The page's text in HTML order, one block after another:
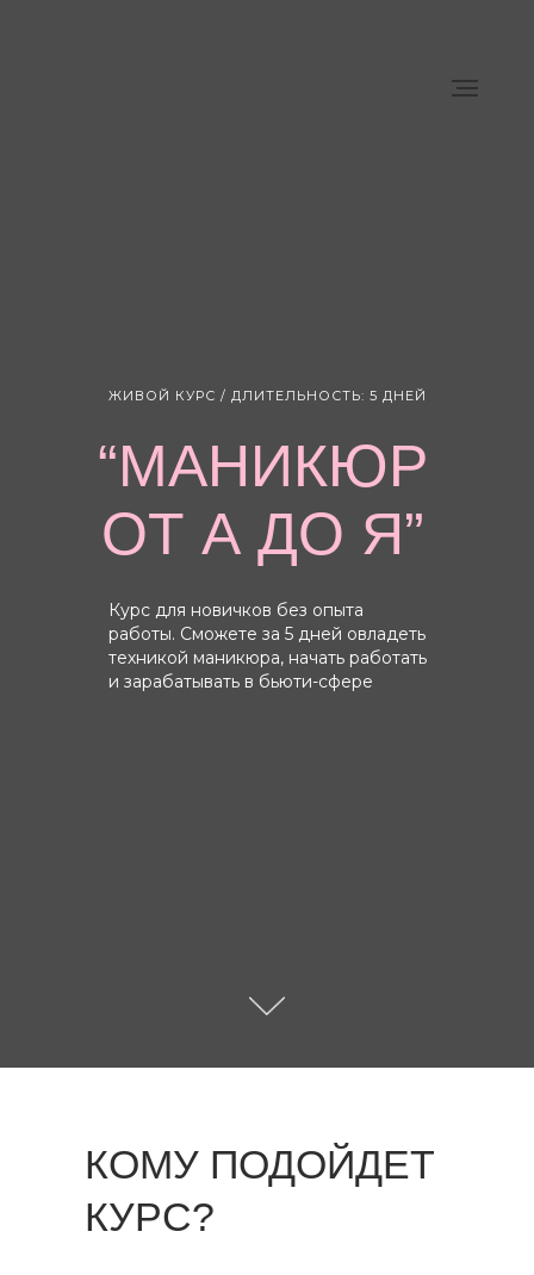
“МАНИКЮР
ОТ А ДО Я”
Курс для новичков без опыта
работы. Сможете за 5 дней овладеть
техникой маникюра, начать работать
и зарабатывать в бьюти-сфере
ЖИВОЙ КУРС / ДЛИТЕЛЬНОСТЬ: 5 ДНЕЙ
КОМУ ПОДОЙДЕТ
КУРС?